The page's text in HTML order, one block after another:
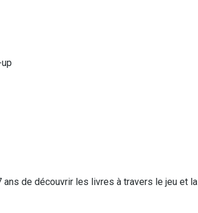
de découvrir les livres à travers le jeu et la